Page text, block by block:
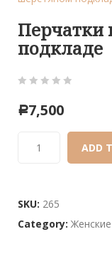
Перчатки
подкладе
out
based
ratings
Р7,500
ADD
SKU: 265
Category: